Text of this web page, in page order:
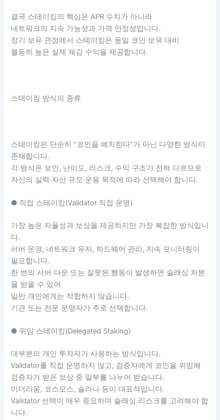
결국 스테이킹의 핵심은 APR 수치가 아니라
네트워크의 지속 가능성과 가격 안정성입니다.
장기 보유 관점에서 스테이킹은 동일 코인 보유 대비
월등히 높은 실제 체감 수익을 제공합니다.
스테이킹 방식의 종류
스테이킹은 단순히 “코인을 예치한다”가 아닌 다양한 방식이
존재합니다.
각 방식은 보안, 난이도, 리스크, 수익 구조가 전혀 다르므로
자신의 실력·자산 규모·운용 목적에 따라 선택해야 합니다.
● 직접 스테이킹(Validator 직접 운영)
가장 높은 자율성과 보상을 제공하지만 가장 복잡한 방식입니
다.
서버 운영, 네트워크 유지, 하드웨어 관리, 지속 모니터링이
필요합니다.
한 번의 서버 다운 또는 잘못된 행동이 발생하면 슬래싱 처분
을 받을 수 있어
일반 개인에게는 적합하지 않습니다.
기관 또는 전문 운영자가 주로 선택합니다.
● 위임 스테이킹(Delegated Staking)
대부분의 개인 투자자가 사용하는 방식입니다.
Validator를 직접 운영하지 않고, 검증자에게 코인을 위임해
검증자가 받은 보상 중 일부를 나누어 받습니다.
이더리움, 코스모스, 솔라나 등이 대표적입니다.
Validator 선택이 매우 중요하며 슬래싱 리스크를 고려해야 합
니다.